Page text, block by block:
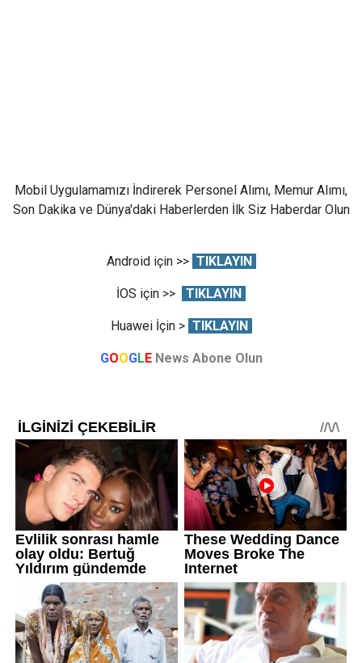
Mobil Uygulamamızı İndirerek Personel Alımı, Memur Alımı,
Son Dakika ve Dünya'daki Haberlerden İlk Siz Haberdar Olun
Android için >> TIKLAYIN
İOS için >> TIKLAYIN
Huawei İçin > TIKLAYIN
GOOGLE News Abone Olun